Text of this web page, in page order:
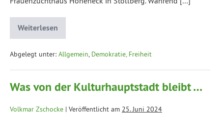
Weiterlesen
Abgelegt unter: Allgemein, Demokratie, Freiheit
Was von der Kulturhauptstadt bleibt …
Volkmar Zschocke | Veröffentlicht am 25. Juni 2024